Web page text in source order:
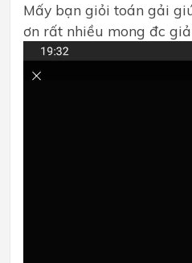
Mấy bạn giỏi toán gải
ơn rất nhiều mong đc